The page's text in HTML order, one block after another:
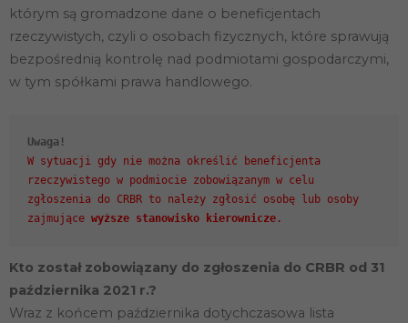
którym są gromadzone dane o beneficjentach
rzeczywistych, czyli o osobach fizycznych, które sprawują
bezpośrednią kontrolę nad podmiotami gospodarczymi,
w tym spółkami prawa handlowego.
Uwaga!
W sytuacji gdy nie można określić beneficjenta
rzeczywistego w podmiocie zobowiązanym w celu
zgłoszenia do CRBR to należy zgłosić osobę lub osoby
zajmujące wyższe stanowisko kierownicze
Kto został zobowiązany do zgłoszenia do CRBR od 31
października 2021 r.?
Wraz z końcem października dotychczasowa lista